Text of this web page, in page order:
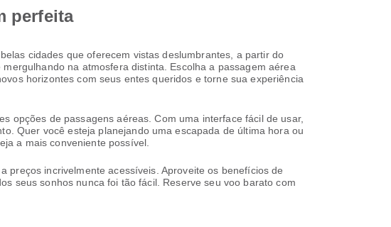
perfeita
cidades que oferecem vistas deslumbrantes, a partir do
na atmosfera distinta. Escolha a passagem aérea
horizontes com seus entes queridos e torne sua experiência
opções de passagens aéreas. Com uma interface fácil de usar,
Quer você esteja planejando uma escapada de última hora ou
a mais conveniente possível.
preços incrivelmente acessíveis. Aproveite os benefícios de
seus sonhos nunca foi tão fácil. Reserve seu voo barato com